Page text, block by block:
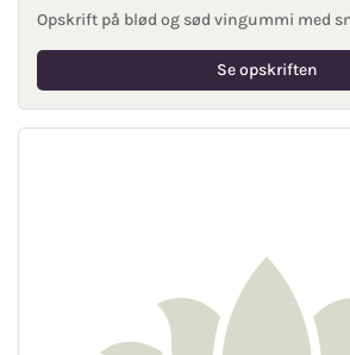
Opskrift på blød og sød vingummi med
Se opskriften